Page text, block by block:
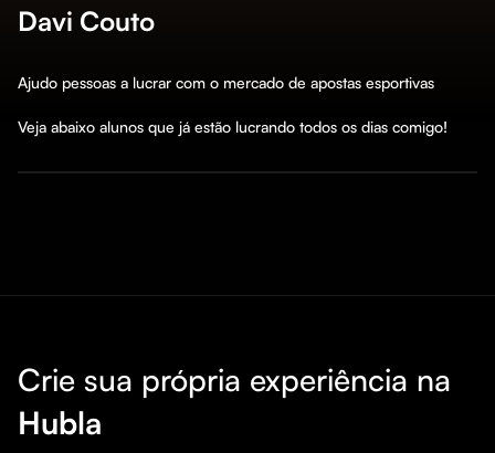
Davi Couto
Ajudo pessoas a lucrar com o mercado de apostas esportivas
Veja abaixo alunos que já estão lucrando todos os dias comigo!
Crie sua própria experiência na
Hubla